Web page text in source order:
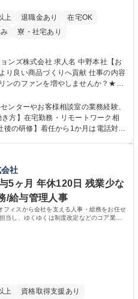
上 退職金あり
在宅OK
寮・社宅あり
求人名 中野本社【お
商品づくりへ貢献 仕事の内容
ンのファンを増やしませんか？★≫
活かしていく上で、窓口となるお客
お客様からの声に迅速かつ誠意をも
プ内活動に反映しています。 【具
本社【お客様
い商品づくりへ貢献
ンターやお客様相談室の業務経験、
方】在宅勤務・リモートワーク相
て】キリングループの広報機能を担
にし、磨き上げたホスピタリティ
がら広報関連業務を行っておりま
社
5ヶ月 年休120日 残業少な
/給与管理人事
ィスから会社を支える人事・総務をお任せ
当し、ゆくゆくは制度改定などのコア業務
上 資格取得支援あり